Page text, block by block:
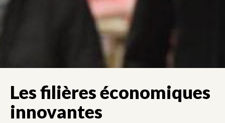
Les filières économiques
innovantes